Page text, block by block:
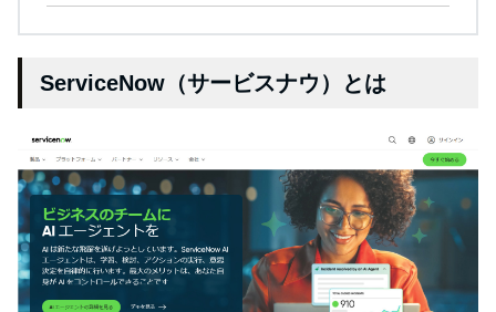
ServiceNow（サービスナウ）とは